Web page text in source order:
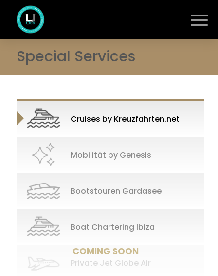
Special Services
Cruises by Kreuzfahrten.net
Mobilität by Genesis
Bootstouren Gardasee
Boat Chartering Ibiza
Private Jet Globe Air